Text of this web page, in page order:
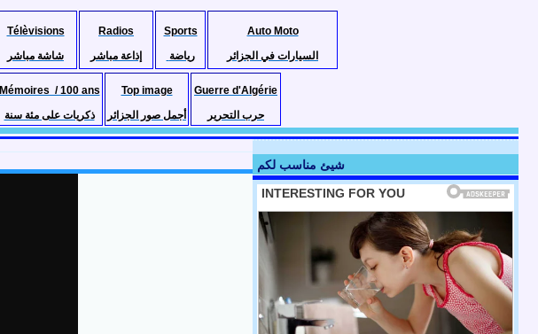
Télèvisions
شاشة مباشر
Radios
إذاعة مباشر
Sports
رياضة
Auto Moto
السيارات في الجزائر
Mémoires / 100 ans
ذكريات على مئة سنة
Top image
أجمل صور الجزائر
Guerre d'Algérie
حرب التحرير
شيئ مناسب لكم